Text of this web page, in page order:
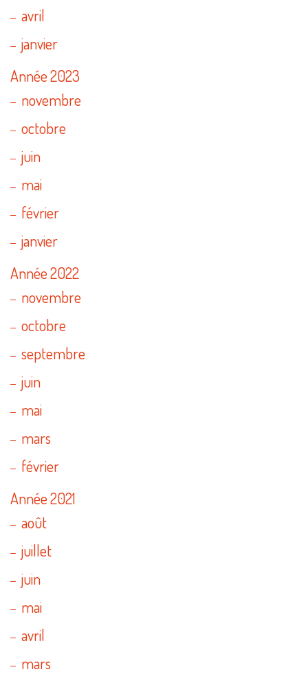
avril
janvier
Année 2023
novembre
octobre
juin
mai
février
janvier
Année 2022
novembre
octobre
septembre
juin
mai
mars
février
Année 2021
août
juillet
juin
mai
avril
mars